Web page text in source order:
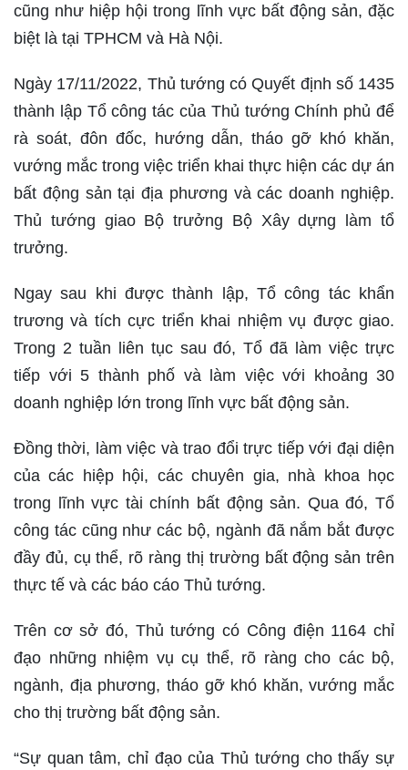
cũng như hiệp hội trong lĩnh vực bất động sản, đặc
biệt là tại TPHCM và Hà Nội.
Ngày 17/11/2022, Thủ tướng có Quyết định số 1435
thành lập Tổ công tác của Thủ tướng Chính phủ để
rà soát, đôn đốc, hướng dẫn, tháo gỡ khó khăn,
vướng mắc trong việc triển khai thực hiện các dự án
bất động sản tại địa phương và các doanh nghiệp.
Thủ tướng giao Bộ trưởng Bộ Xây dựng làm tổ
trưởng.
Ngay sau khi được thành lập, Tổ công tác khẩn
trương và tích cực triển khai nhiệm vụ được giao.
Trong 2 tuần liên tục sau đó, Tổ đã làm việc trực
tiếp với 5 thành phố và làm việc với khoảng 30
doanh nghiệp lớn trong lĩnh vực bất động sản.
Đồng thời, làm việc và trao đổi trực tiếp với đại diện
của các hiệp hội, các chuyên gia, nhà khoa học
trong lĩnh vực tài chính bất động sản. Qua đó, Tổ
công tác cũng như các bộ, ngành đã nắm bắt được
đầy đủ, cụ thể, rõ ràng thị trường bất động sản trên
thực tế và các báo cáo Thủ tướng.
Trên cơ sở đó, Thủ tướng có Công điện 1164 chỉ
đạo những nhiệm vụ cụ thể, rõ ràng cho các bộ,
ngành, địa phương, tháo gỡ khó khăn, vướng mắc
cho thị trường bất động sản.
“Sự quan tâm, chỉ đạo của Thủ tướng cho thấy sự